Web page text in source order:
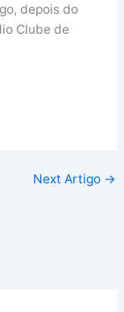
depois do
Clube de
Next Artigo →